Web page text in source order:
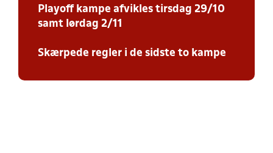
Playoff kampe afvikles tirsdag 29/10
samt lørdag 2/11
Skærpede regler i de sidste to kampe